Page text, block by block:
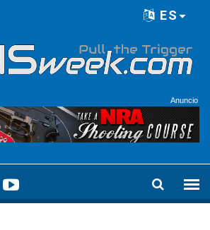
ES
Anuncio